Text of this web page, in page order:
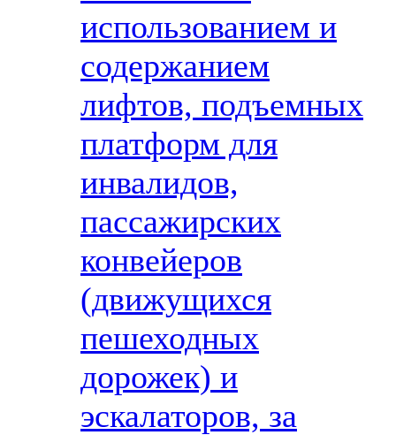
использованием и
содержанием
лифтов, подъемных
платформ для
инвалидов,
пассажирских
конвейеров
(движущихся
пешеходных
дорожек) и
эскалаторов, за